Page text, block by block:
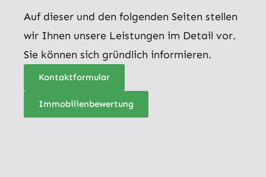
Auf dieser und den folgenden Seiten stellen
wir Ihnen unsere Leistungen im Detail vor.
Sie können sich gründlich informieren.
Kontaktformular
Immobilienbewertung